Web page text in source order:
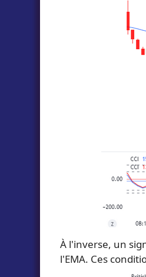
À l'inverse, un
l'EMA. Ces